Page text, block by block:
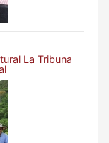
La Tribuna